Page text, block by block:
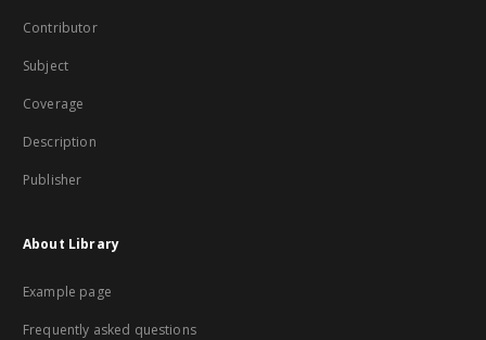
Contributor
Subject
Coverage
Description
Publisher
About Library
Example page
Frequently asked questions